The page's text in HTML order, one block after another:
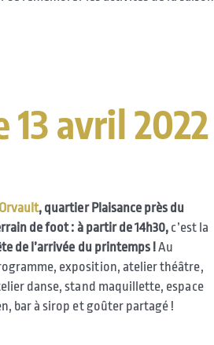
13 avril 2022
Orvault, quartier Plaisance près du
de foot : à partir de 14h30, c’est la
de l’arrivée du printemps !Au
exposition, atelier théâtre,
danse, stand maquillette, espace
bar à sirop et goûter partagé !